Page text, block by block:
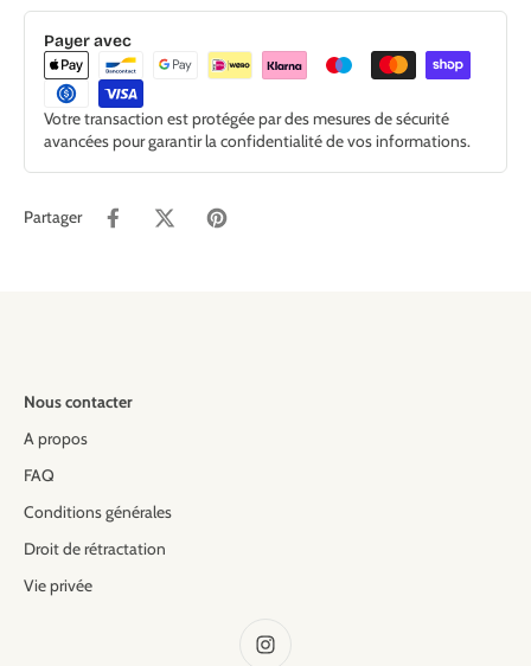
Payer avec
Votre transaction est protégée par des mesures de sécurité
avancées pour garantir la confidentialité de vos informations.
Partager
Nous contacter
A propos
FAQ
Conditions générales
Droit de rétractation
Vie privée